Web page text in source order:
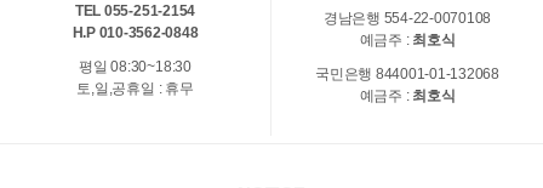
TEL 055-251-2154
H.P 010-3562-0848
평일 08:30~18:30
토,일,공휴일 : 휴무
경남은행 554-22-0070108
예금주 : 최호식
국민은행 844001-01-132068
예금주 : 최호식